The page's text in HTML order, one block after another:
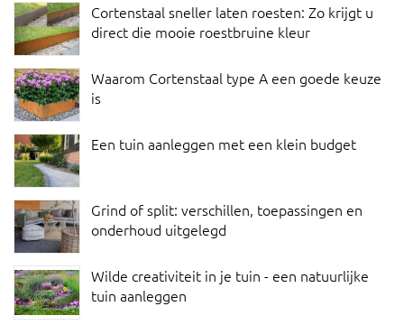
Cortenstaal sneller laten roesten: Zo krijgt u
direct die mooie roestbruine kleur
Waarom Cortenstaal type A een goede keuze
is
Een tuin aanleggen met een klein budget
Grind of split: verschillen, toepassingen en
onderhoud uitgelegd
Wilde creativiteit in je tuin - een natuurlijke
tuin aanleggen